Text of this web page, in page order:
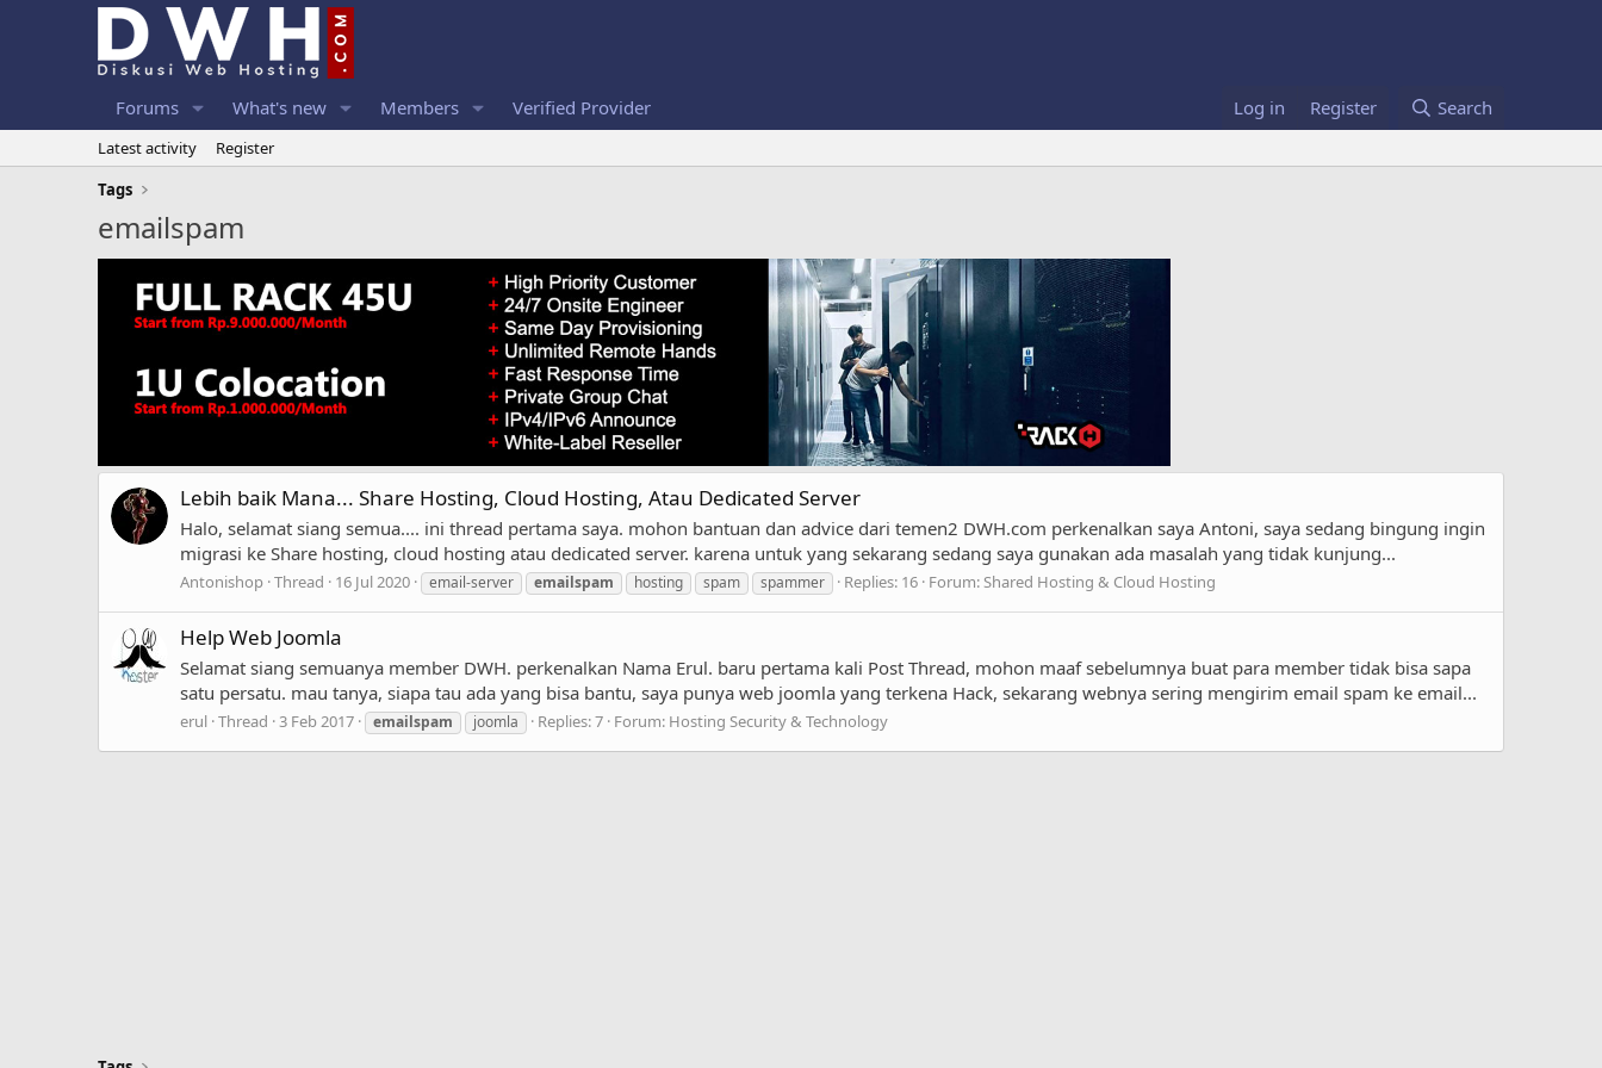
Forums What's new Members Verified Provider Log in Register Search
Latest activity
Register
Tags
emailspam
Lebih baik Mana... Share Hosting, Cloud Hosting, Atau Dedicated Server
Halo, selamat siang semua.... ini thread pertama saya. mohon bantuan dan advice dari temen2 DWH.com perkenalkan saya Antoni, saya sedang bingung ingin
migrasi ke Share hosting, cloud hosting atau dedicated server. karena untuk yang sekarang sedang saya gunakan ada masalah yang tidak kunjung...
Antonishop Thread 16 Jul 2020 email-server emailspam hosting spam spammer Replies: 16 Forum:Shared Hosting & Cloud Hosting
Help Web Joomla
Selamat siang semuanya member DWH. perkenalkan Nama Erul. baru pertama kali Post Thread, mohon maaf sebelumnya buat para member tidak bisa sapa
satu persatu. mau tanya, siapa tau ada yang bisa bantu, saya punya web joomla yang terkena Hack, sekarang webnya sering mengirim email spam ke email...
erul Thread 3 Feb 2017 emailspam joomla Replies: 7 Forum: Hosting Security & Technology